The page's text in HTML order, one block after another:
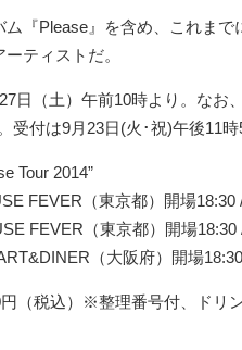
ム『Please』を含め、これま
ティストだ。
日（土）午前10時より。なお
受付は9月23日(火･祝)午後11時
Tour 2014”
FEVER（東京都）開場18:30
FEVER（東京都）開場18:30
（大阪府）開場
（税込）※整理番号付、ドリ